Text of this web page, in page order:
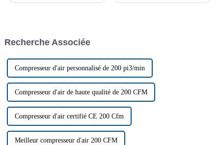
Recherche Associée
Compresseur d'air personnalisé de 200 pi3/min
Compresseur d'air de haute qualité de 200 CFM
Compresseur d'air certifié CE 200 Cfm
Meilleur compresseur d'air 200 CFM